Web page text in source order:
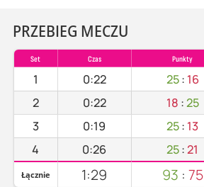
PRZEBIEG MECZU
Set Czas Punkty
1 0:22 25: 16
2
0:22 18 :25
3
0:19 25: 13
4
0:26 25:21
Łącznie 1:29 93 : 75